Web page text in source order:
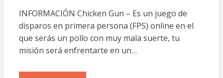
INFORMACIÓN Chicken Gun – Es un juego de
disparos en primera persona (FPS) online en el
que serás un pollo con muy mala suerte, tu
misión será enfrentarte en un…